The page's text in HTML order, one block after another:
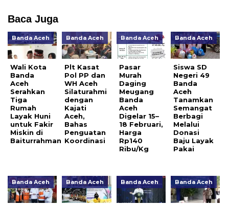
Baca Juga
Banda Aceh
Wali Kota
Banda
Aceh
Serahkan
Tiga
Rumah
Layak Huni
untuk Fakir
Miskin di
Baiturrahman
Banda Aceh
Plt Kasat
Pol PP dan
WH Aceh
Silaturahmi
dengan
Kajati
Aceh,
Bahas
Penguatan
Koordinasi
Banda Aceh
Pasar
Murah
Daging
Meugang
Banda
Aceh
Digelar 15–
18 Februari,
Harga
Rp140
Ribu/Kg
Banda Aceh
Siswa SD
Negeri 49
Banda
Aceh
Tanamkan
Semangat
Berbagi
Melalui
Donasi
Baju Layak
Pakai
Banda Aceh Banda Aceh Banda Aceh Banda Aceh